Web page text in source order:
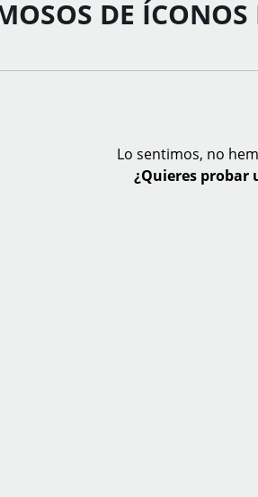
DE
Lo sentimos, no
¿Quieres